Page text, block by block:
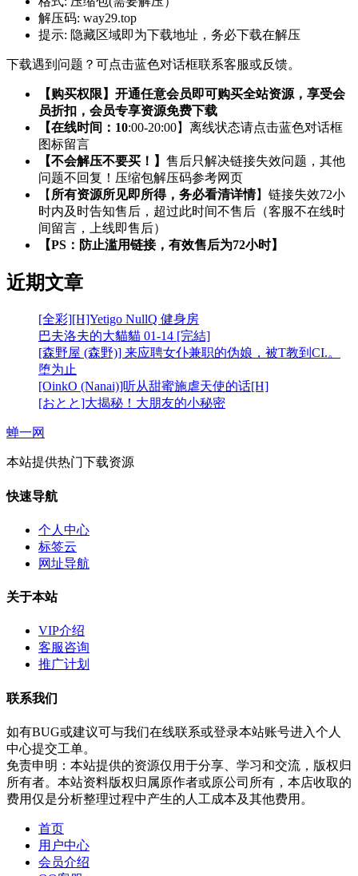
解压码: way29.top
提示: 隐藏区域即为下载地址，务必下载在解压
下载遇到问题？可点击蓝色对话框联系客服或反馈。
【购买权限】开通任意会员即可购买全站资源，享受会
员折扣，会员专享资源免费下载
【在线时间：10:00-20:00】离线状态请点击蓝色对话框
图标留言
【不会解压不要买！】 售后只解决链接失效问题，其他
问题不回复！压缩包解压码参考网页
【 所有资源所见即所得，务必看清详情】链接失效72小
时内及时告知售后，超过此时间不售后（客服不在线时
间留言，上线即售后）
【PS：防止滥用链接，有效售后为72小时】
近期文章
[全彩][H]Yetigo NullQ 健身房
巴夫洛夫的大貓貓 01-14 [完結]
[森野屋 (森野)] 来应聘女仆兼职的伪娘，被T教到CI.。
堕为止
[OinkO (Nanai)]听从甜蜜施虐天使的话[H]
[おとと]大揭秘！大朋友的小秘密
蝉一网
本站提供热门下载资源
快速导航
个人中心
标签云
网址导航
关于本站
VIP介绍
客服咨询
推广计划
联系我们
如有BUG或建议可与我们在线联系或登录本站账号进入个人
中心提交工单。
免责申明：本站提供的资源仅用于分享、学习和交流，版权归
所有者。本站资料版权归属原作者或原公司所有，本店收取的
费用仅是分析整理过程中产生的人工成本及其他费用。
首页
用户中心
会员介绍